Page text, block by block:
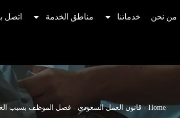
من نحن خدماتنا مناطق الخدمة اتصل
Home
-قانون العمل السعودي - فصل الموظف بسبب الغياب